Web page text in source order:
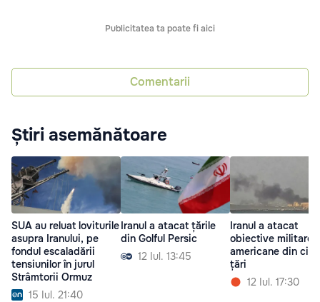
Publicitatea ta poate fi aici
Comentarii
Știri asemănătoare
SUA au reluat loviturile
asupra Iranului, pe
fondul escaladării
tensiunilor în jurul
Strâmtorii Ormuz
15 Iul. 21:40
Iranul a atacat țările
din Golful Persic
12 Iul. 13:45
Iranul a atacat
obiective militare
americane din
țări
12 Iul. 17:30